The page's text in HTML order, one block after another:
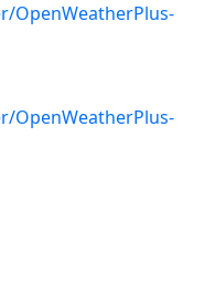
OpenWeatherPlus-
OpenWeatherPlus-